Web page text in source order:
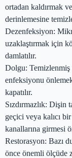
ortadan kaldırmak
derinlemesine
Dezenfeksiyon:
uzaklaştırmak için
damlatılır.
Dolgu:
enfeksiyonu
kapatılır.
Sızdırmazlık: Dişin
geçici veya kalıcı
kanallarına girmesi
Restorasyon: Bazı
önce önemli ölçüde